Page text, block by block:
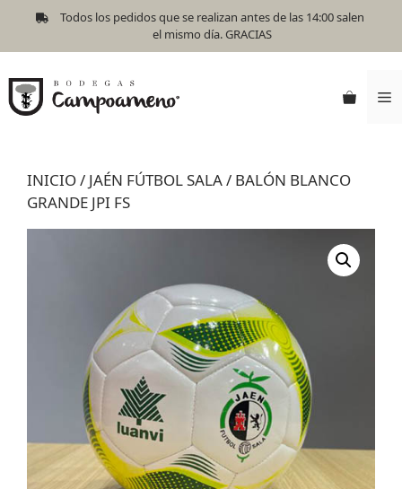
Todos los pedidos que se realizan antes de las 14:00 salen
el mismo día. GRACIAS
INICIO/ JAÉN FÚTBOL SALA/ BALÓN BLANCO
GRANDE JPI FS